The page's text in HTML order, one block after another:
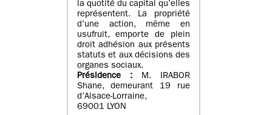
la quotité du capital qu’elles
représentent. La propriété
d’une action, même en
usufruit, emporte de plein
droit adhésion aux présents
statuts et aux décisions des
organes sociaux.
Présidence : M. IRABOR
Shane, demeurant 19 rue
d’Alsace-Lorraine,
69001 LYON